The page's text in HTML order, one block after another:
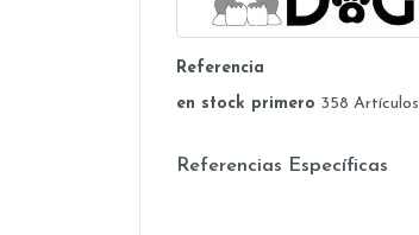
Referencia
en stock primero 358 Artículos
Referencias Específicas